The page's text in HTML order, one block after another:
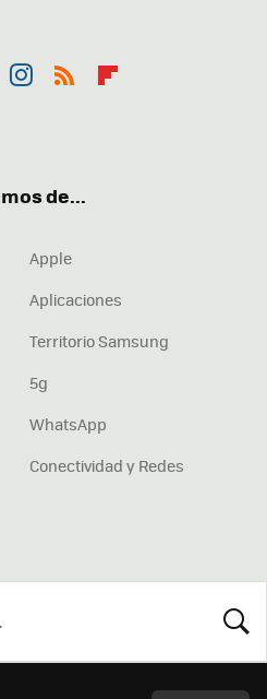
de...
Apple
Aplicaciones
Territorio Samsung
5g
WhatsApp
Conectividad y Redes